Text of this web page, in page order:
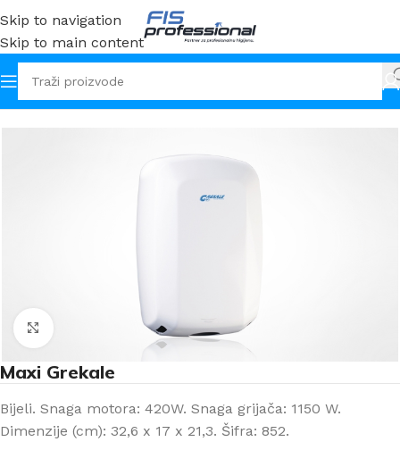
Skip to navigation
Skip to main content
Početna Sušila / Fenomati
Klikni za uvećanje
Maxi Grekale
Bijeli. Snaga motora: 420W. Snaga grijača: 1150 W.
Dimenzije (cm): 32,6 x 17 x 21,3. Šifra: 852.